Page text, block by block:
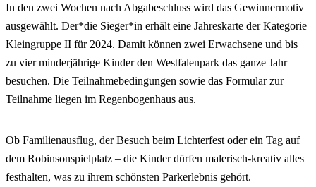
In den zwei Wochen nach Abgabeschluss wird das Gewinnermotiv
ausgewählt. Der*die Sieger*in erhält eine Jahreskarte der Kategorie
Kleingruppe II für 2024. Damit können zwei Erwachsene und bis
zu vier minderjährige Kinder den Westfalenpark das ganze Jahr
besuchen. Die Teilnahmebedingungen sowie das Formular zur
Teilnahme liegen im Regenbogenhaus aus.
Ob Familienausflug, der Besuch beim Lichterfest oder ein Tag auf
dem Robinsonspielplatz – die Kinder dürfen malerisch-kreativ alles
festhalten, was zu ihrem schönsten Parkerlebnis gehört.